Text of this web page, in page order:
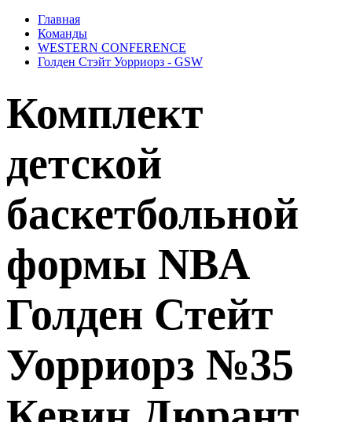
Главная
Команды
WESTERN CONFERENCE
Голден Стэйт Уорриорз - GSW
Комплект
детской
баскетбольной
формы NBA
Голден Стейт
Уорриорз №35